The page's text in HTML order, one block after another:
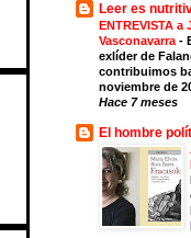
Leer es
ENTREVISTA
Vasconavarra -
exlíder de
contribuimos
noviembre de
Hace 7 meses
El hombre